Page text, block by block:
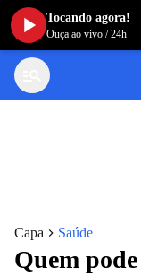
Capa Saúde
Quem
Tocando agora!
Ouça ao vivo /24h